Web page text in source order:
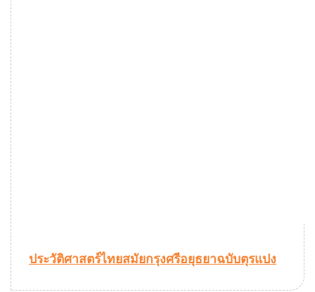
ประวัติศาสตร์ไทยสมัยกรุงศรีอยุธยาฉบับตุรแปง